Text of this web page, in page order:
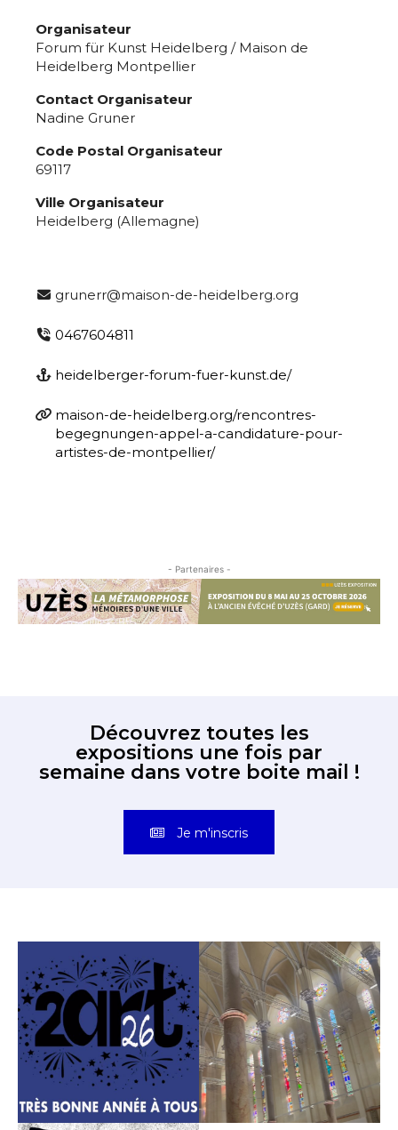
Organisateur
Forum für Kunst Heidelberg / Maison de
Heidelberg Montpellier
Contact Organisateur
Nadine Gruner
Code Postal Organisateur
69117
Ville Organisateur
Heidelberg (Allemagne)
grunerr@maison-de-heidelberg.org
0467604811
heidelberger-forum-fuer-kunst.de/
maison-de-heidelberg.org/rencontres-
begegnungen-appel-a-candidature-pour-
artistes-de-montpellier/
- Partenaires -
Découvrez toutes les
expositions une fois par
semaine dans votre boite mail !
Je m'inscris